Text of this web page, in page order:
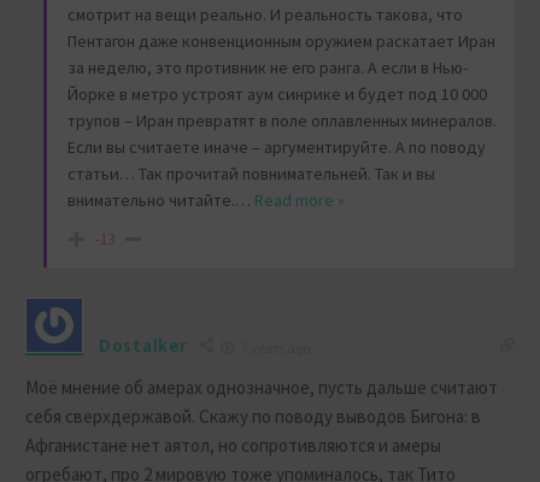
смотрит на вещи реально. И реальность такова, что
Пентагон даже конвенционным оружием раскатает Иран
за неделю, это противник не его ранга. А если в Нью-
Йорке в метро устроят аум синрике и будет под 10 000
трупов – Иран превратят в поле оплавленных минералов.
Если вы считаете иначе – аргументируйте. А по поводу
статьи… Так прочитай повнимательней. Так и вы
внимательно читайте.… Read more »
-13
Dostalker
Моё мнение об амерах однозначное, пусть дальше считают
себя сверхдержавой. Скажу по поводу выводов Бигона: в
Афганистане нет аятол, но сопротивляются и амеры
огребают, про 2 мировую тоже упоминалось, так Тито